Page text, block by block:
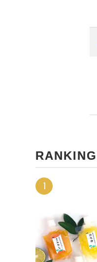
RANKING
1